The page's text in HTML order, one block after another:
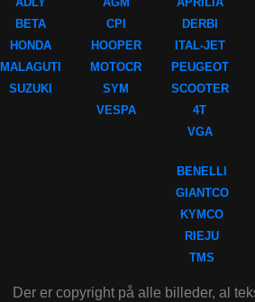
BETA
HONDA
MALAGUTI
SUZUKI
CPI
HOOPER
MOTOCR
SYM
VESPA
DERBI
ITAL-JET
PEUGEOT
SCOOTER
4T
VGA
BENELLI
GIANTCO
KYMCO
RIEJU
TMS
Der er copyright på alle billeder, al